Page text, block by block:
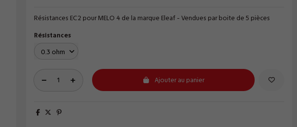
Résistances EC2 pour MELO 4 de la marque Eleaf - Vendues par boite de 5 pièces
Résistances
Ajouter au panier